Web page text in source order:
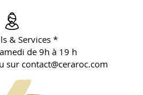
& Services *
de 9h à 19 h
sur contact@ceraroc.com